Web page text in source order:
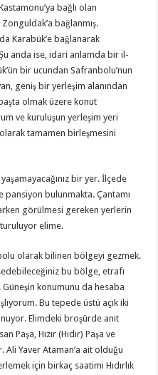
bağlı olan
bağlanmış.
Karabük’e bağlanarak
anda ise, idari anlamda bir il-
bir ucundan Safranbolu’nun
geniş bir yerleşim alanından
olmak üzere konut
ve kuruluşun yerleşim yeri
tamamen birleşmesini
yaşamayacağınız bir yer. İlçede
pansiyon bulunmakta. Çantamı
görülmesi gereken yerlerin
elime.
olarak bilinen bölgeyi gezmek.
bu bölge, etrafı
konumunu da hesaba
Bu tepede üstü açık iki
Elimdeki broşürde anıt
Paşa, Hızır (Hıdır) Paşa ve
Ali Yaver Ataman’a ait olduğu
için birkaç saatimi Hıdırlık